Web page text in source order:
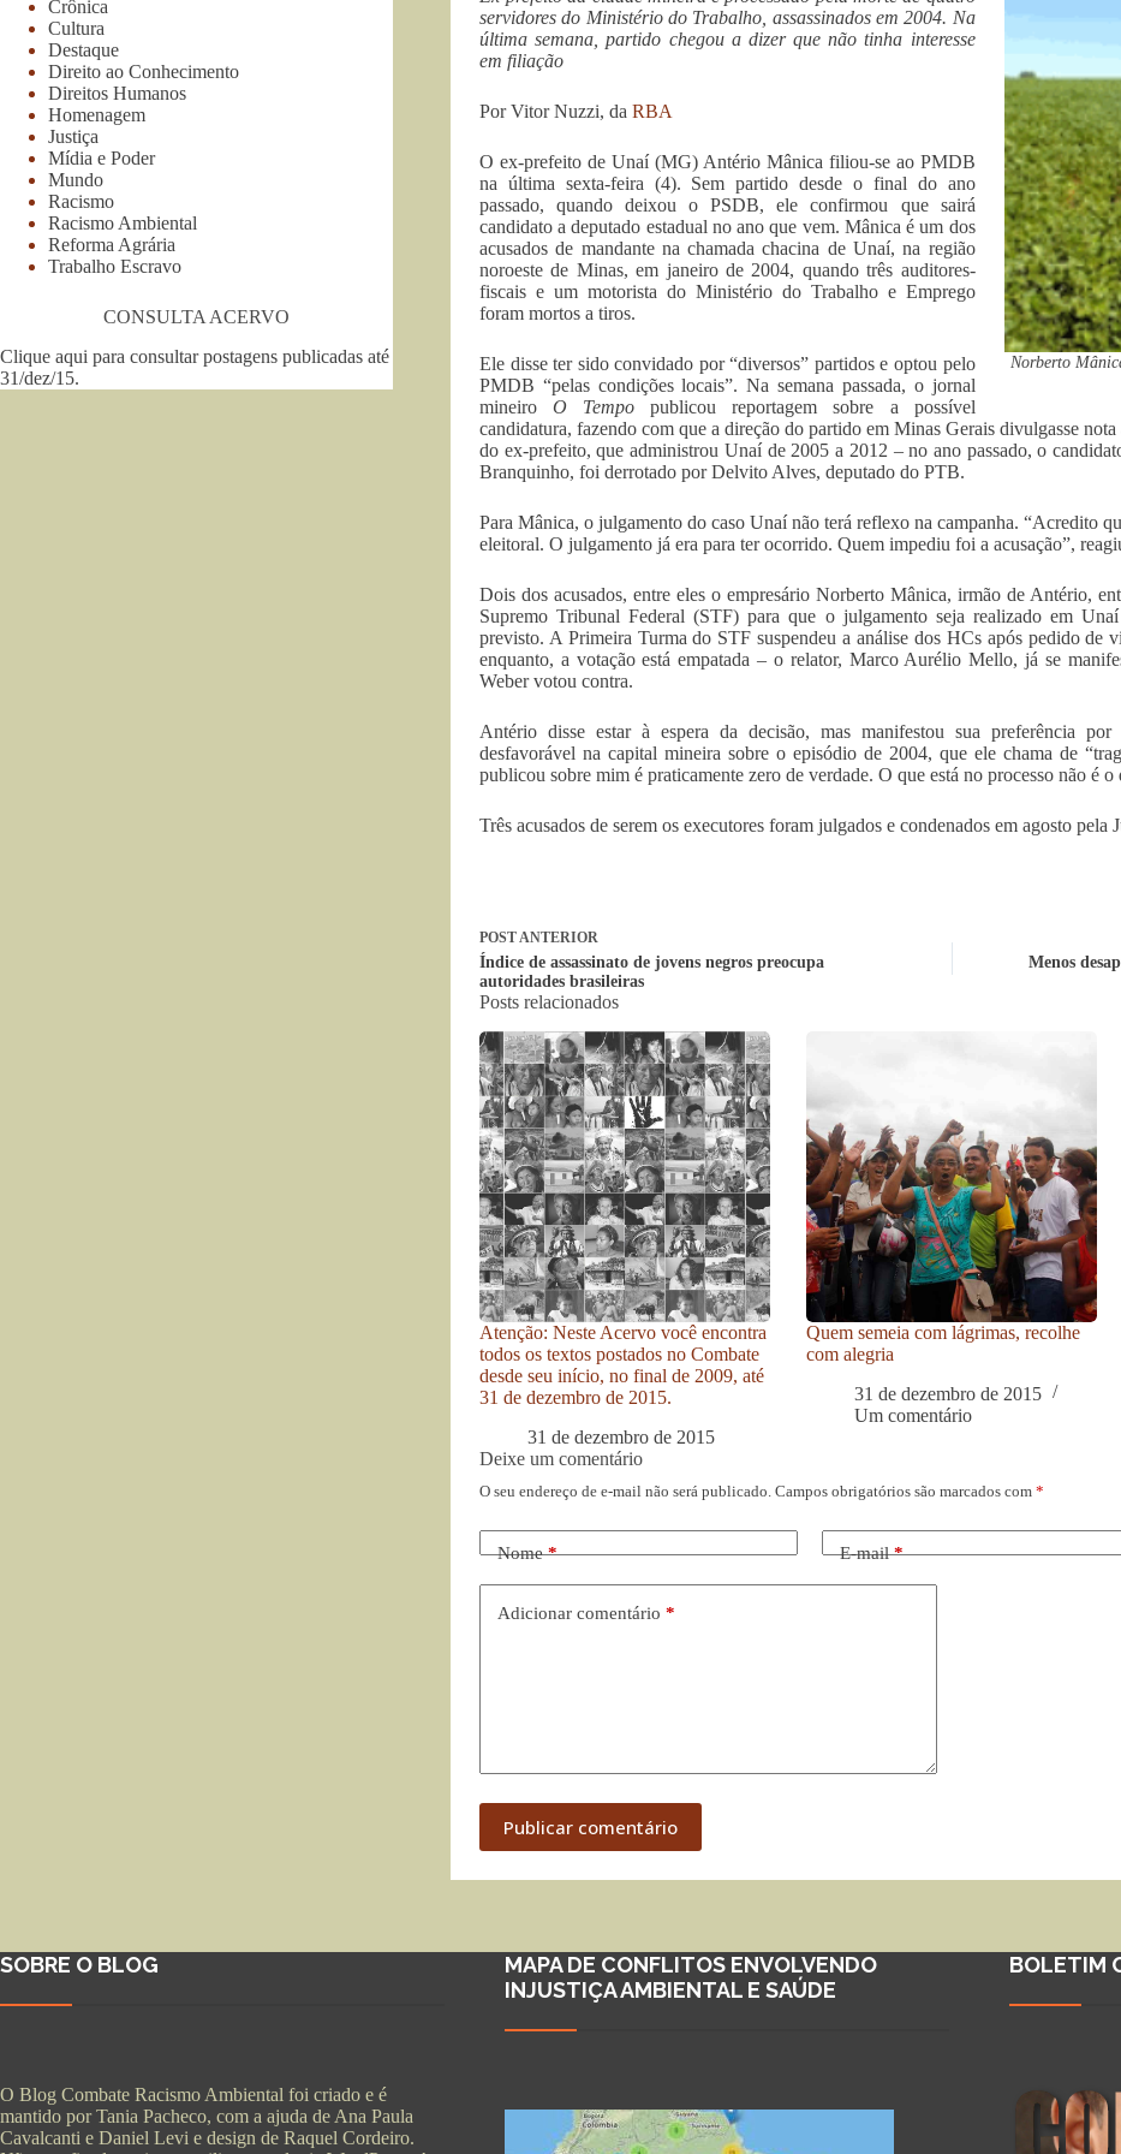
Norberto
servidores do Ministério do Trabalho, assassinados em 2004. Na
última semana, partido chegou a dizer que não tinha interesse
em filiação
Por Vitor Nuzzi, da RBA
O ex-prefeito de Unaí (MG) Antério Mânica filiou-se ao PMDB
na última sexta-feira (4). Sem partido desde o final do ano
passado, quando deixou o PSDB, ele confirmou que sairá
candidato a deputado estadual no ano que vem. Mânica é um dos
acusados de mandante na chamada chacina de Unaí, na região
noroeste de Minas, em janeiro de 2004, quando três auditores-
fiscais e um motorista do Ministério do Trabalho e Emprego
foram mortos a tiros.
Ele disse ter sido convidado por “diversos” partidos e optou pelo
PMDB “pelas condições locais”. Na semana passada, o jornal
mineiroO Tempopublicou reportagem sobre a possível
candidatura, fazendo com que a direção do partido em Minas Gerais divulgasse
do ex-prefeito, que administrou Unaí de 2005 a 2012 – no ano passado, o
Branquinho, foi derrotado por Delvito Alves, deputado do PTB.
Para Mânica, o julgamento do caso Unaí não terá reflexo na campanha. “Acredito
eleitoral. O julgamento já era para ter ocorrido. Quem impediu foi a acusação”,
Dois dos acusados, entre eles o empresário Norberto Mânica, irmão de Antério,
Supremo Tribunal Federal (STF) para que o julgamento seja realizado em
previsto. A Primeira Turma do STF suspendeu a análise dos HCs após pedido
enquanto, a votação está empatada – o relator, Marco Aurélio Mello, já se
Weber votou contra.
Antério disse estar à espera da decisão, mas manifestou sua preferência
desfavorável na capital mineira sobre o episódio de 2004, que ele chama de
publicou sobre mim é praticamente zero de verdade. O que está no processo não é o
Três acusados de serem os executores foram julgados e condenados em agosto pela
POSTANTERIOR
Índice de assassinato de jovens negros preocupa
autoridades brasileiras
Menos
Posts relacionados
Atenção: Neste Acervo você encontra
todos os textos postados no Combate
desde seu início, no final de 2009, até
31 de dezembro de 2015.
31 de dezembro de 2015
Quem semeia com lágrimas, recolhe
com alegria
31 de dezembro de 2015
Um comentário
Deixe um comentário
O seu endereço de e-mail não será publicado. Campos obrigatórios são marcados com *
Nome* E-mail*
Adicionar comentário *
Publicar comentário
Crônica
Cultura
Destaque
Direito ao Conhecimento
Direitos Humanos
Homenagem
Justiça
Mídia e Poder
Mundo
Racismo
Racismo Ambiental
Reforma Agrária
Trabalho Escravo
CONSULTA ACERVO
Clique aqui para consultar postagens publicadas até
31/dez/15.
SOBRE O BLOG
O Blog Combate Racismo Ambiental foi criado e é
mantido por Tania Pacheco, com a ajuda de Ana Paula
Cavalcanti e Daniel Levi e design de Raquel Cordeiro.
MAPA DE CONFLITOS ENVOLVENDO
INJUSTIÇA AMBIENTAL E SAÚDE
BOLETIM